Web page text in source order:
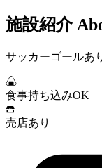
施設紹介
サッカーゴールあ
食事持ち込みOK
売店あり